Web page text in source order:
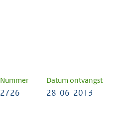
Nummer Datum ontvangst
2726 28-06-2013